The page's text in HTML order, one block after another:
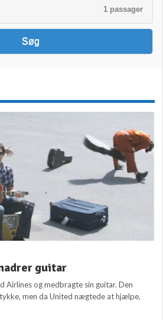
guitar
Airlines og medbragte sin guitar. Den
men da United nægtede at hjælpe,